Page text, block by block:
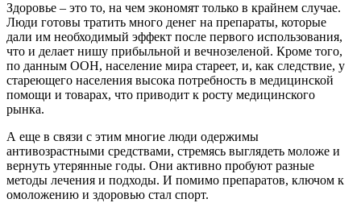
Здоровье – это то, на чем экономят только в крайнем случае.
Люди готовы тратить много денег на препараты, которые
дали им необходимый эффект после первого использования,
что и делает нишу прибыльной и вечнозеленой. Кроме того,
по данным ООН, население мира стареет, и, как следствие, у
стареющего населения высока потребность в медицинской
помощи и товарах, что приводит к росту медицинского
рынка.
А еще в связи с этим многие люди одержимы
антивозрастными средствами, стремясь выглядеть моложе и
вернуть утерянные годы. Они активно пробуют разные
методы лечения и подходы. И помимо препаратов, ключом к
омоложению и здоровью стал спорт.